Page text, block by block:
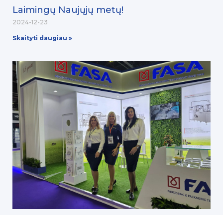
Laimingų Naujųjų metų!
2024-12-23
Skaityti daugiau »